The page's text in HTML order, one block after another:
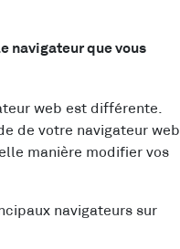
navigateur que vous
web est différente.
de votre navigateur web
manière modifier vos
navigateurs sur